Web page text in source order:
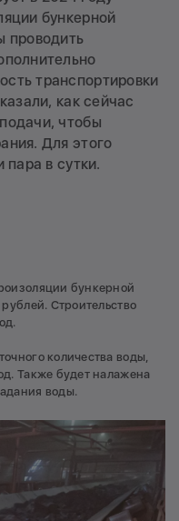
бункерной
проводить
транспортировки
как сейчас
чтобы
Для этого
пара в сутки.
бункерной
Строительство
количества воды,
Также будет налажена
воды.